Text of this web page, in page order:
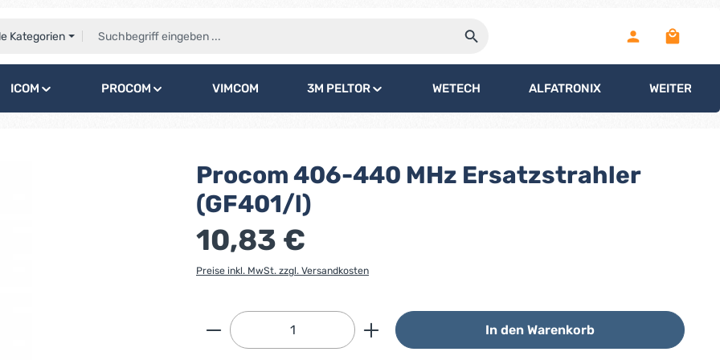
Kategorien
ICOM PROCOM VIMCOM 3M PELTOR WETECH ALFATRONIX WEITERE
Procom 406-440 MHz Ersatzstrahler
(GF401/l)
10,83 €
Preise inkl. MwSt. zzgl. Versandkosten
Produkt Anzahl: Gib den gewünschten Wert ein oder
In den Warenkorb